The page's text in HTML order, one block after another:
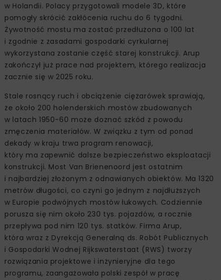
w Holandii. Polacy przygotowali modele 3D, które
pomogły skrócić zakłócenia ruchu do 6 tygodni.
Żywotność mostu ma zostać przedłużona o 100 lat
i zgodnie z zasadami gospodarki cyrkularnej
wykorzystana zostanie część starej konstrukcji. Arup
zakończył już prace nad projektem, którego realizacja
zacznie się w 2025 roku.
Stale rosnący ruch i obciążenie ciężarówek sprawiają,
że około 200 holenderskich mostów zbudowanych
w latach 1950-60 może doznać szkód z powodu
zmęczenia materiałów. W związku z tym od ponad
dekady w kraju trwa program renowacji,
który ma zapewnić dalsze bezpieczeństwo eksploatacji
konstrukcji. Most Van Brienenoord jest ostatnim
i najbardziej złożonym z odnawianych obiektów. Ma 1320
metrów długości, co czyni go jednym z najdłuższych
w Europie podwójnych mostów łukowych. Codziennie
porusza się nim około 230 tys. pojazdów, a rocznie
przepływa pod nim 120 tys. statków. Firma Arup,
która wraz z Dyrekcją Generalną ds. Robót Publicznych
i Gospodarki Wodnej Rijkswaterstaat (RWS) tworzy
rozwiązania projektowe i inżynieryjne dla tego
programu, zaangażowała polski zespół w pracę